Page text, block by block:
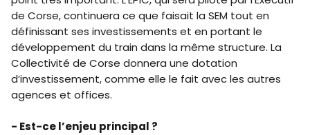
de Corse, continuera ce que faisait la SEM tout en
définissant ses investissements et en portant le
développement du train dans la même structure. La
Collectivité de Corse donnera une dotation
d’investissement, comme elle le fait avec les autres
agences et offices.
- Est-ce l’enjeu principal ?